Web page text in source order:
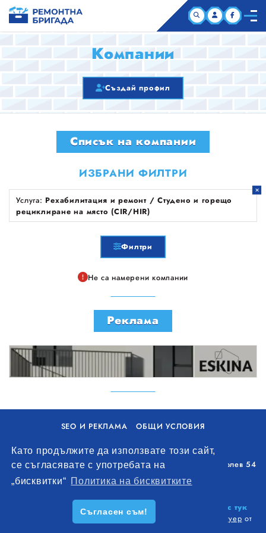
Като продължите да използвате този сайт,
се съгласявате с употребата на
„бисквитки“ Политика на бисквитките
Съгласен съм!
КОМПАНИИ
ЗА НАС
Компании
Създай профил
Списък на компании
ИЗБРАНИ ФИЛТРИ
Услуга: Рехабилитация и ремонт / Студено и горещо
рециклиране на място (CIR/HIR)
Филтри
Не са намерени компании
Реклама
SEO И РЕКЛАМА
ОБЩИ УСЛОВИЯ
Уолоу Интернешънъл ЕООД, гр. Варна, бул. Генерал Колев 54
+359 893 621 112
office@remontna-brigada.com
Създай профил на своя строителен бизнес тук
. Всички права запазени. Изработка на софтуер от